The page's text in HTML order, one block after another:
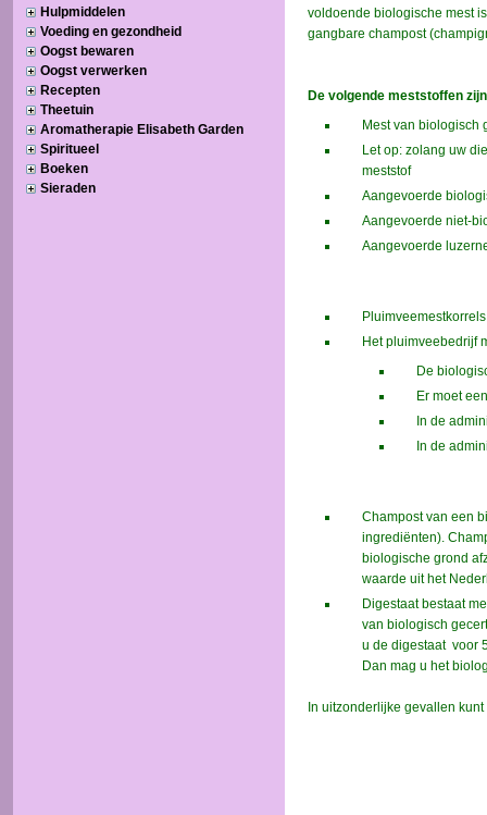
Hulpmiddelen
Voeding en gezondheid
Oogst bewaren
Oogst verwerken
Recepten
Theetuin
Aromatherapie Elisabeth Garden
Spiritueel
Boeken
Sieraden